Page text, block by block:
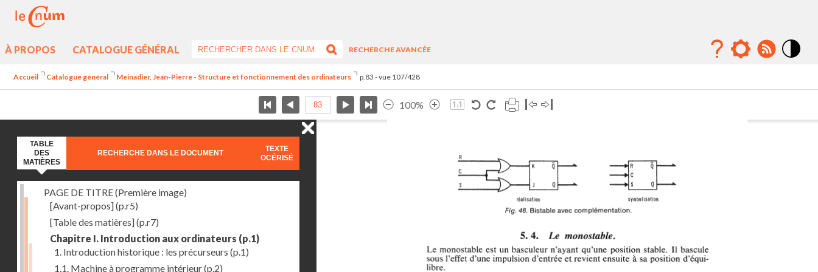
À PROPOS CATALOGUE GÉNÉRAL
RECHERCHE AVANCÉE
Accueil Catalogue général Meinadier, Jean-Pierre - Structure et fonctionnement des ordinateurs p.83 - vue 107/428
100%
TABLE
DES
MATIÈRES
RECHERCHE DANS LE DOCUMENT
TEXTE
OCÉRISÉ
PAGE DE TITRE (Première image)
[Avant-propos](p.r5)
[Table des matières](p.r7)
Chapitre I. Introduction aux ordinateurs (p.1)
1. Introduction historique : les précurseurs (p.1)
1.1. Machine à programme intérieur(p.2)